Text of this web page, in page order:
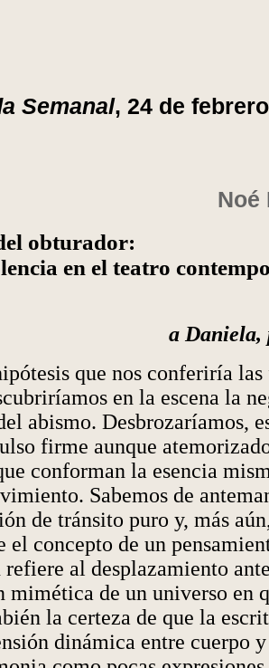
Semanal, 24 de
Noé
obturador:
en el teatro
a Daniela,
que nos conferiría
en la escena la
abismo. Desbrozaríamos,
firme aunque
conforman la esencia
Sabemos de
de tránsito puro y, más
el concepto de un
al desplazamiento
mimética de un universo en
la certeza de que la
dinámica entre cuerpo